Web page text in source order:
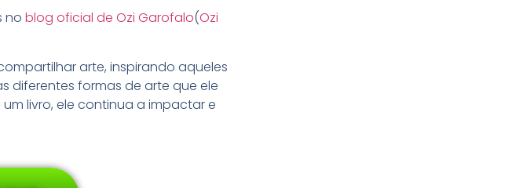
no blog oficial de Ozi Garofalo(Ozi
arte, inspirando aqueles
diferentes formas de arte que ele
livro, ele continua a impactar e